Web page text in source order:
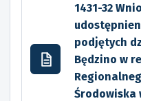
1431-32
podjętych
Będzino w
Środowiska